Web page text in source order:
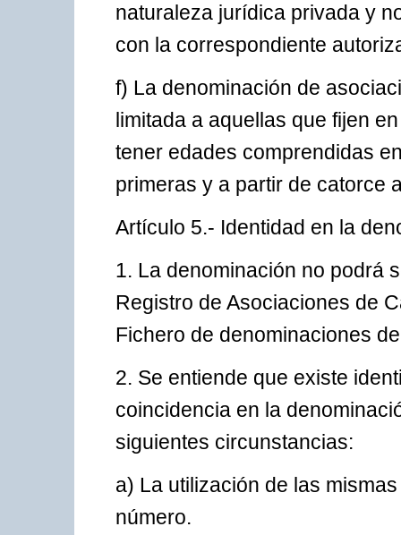
naturaleza jurídica privada y
con la correspondiente
f) La denominación de
limitada a aquellas que fijen
tener edades comprendidas
primeras y a partir de catorce
Artículo 5.- Identidad en la
1. La denominación no podrá
Registro de Asociaciones de
Fichero de denominaciones
2. Se entiende que existe
coincidencia en la
siguientes circunstancias:
a) La utilización de las
número.